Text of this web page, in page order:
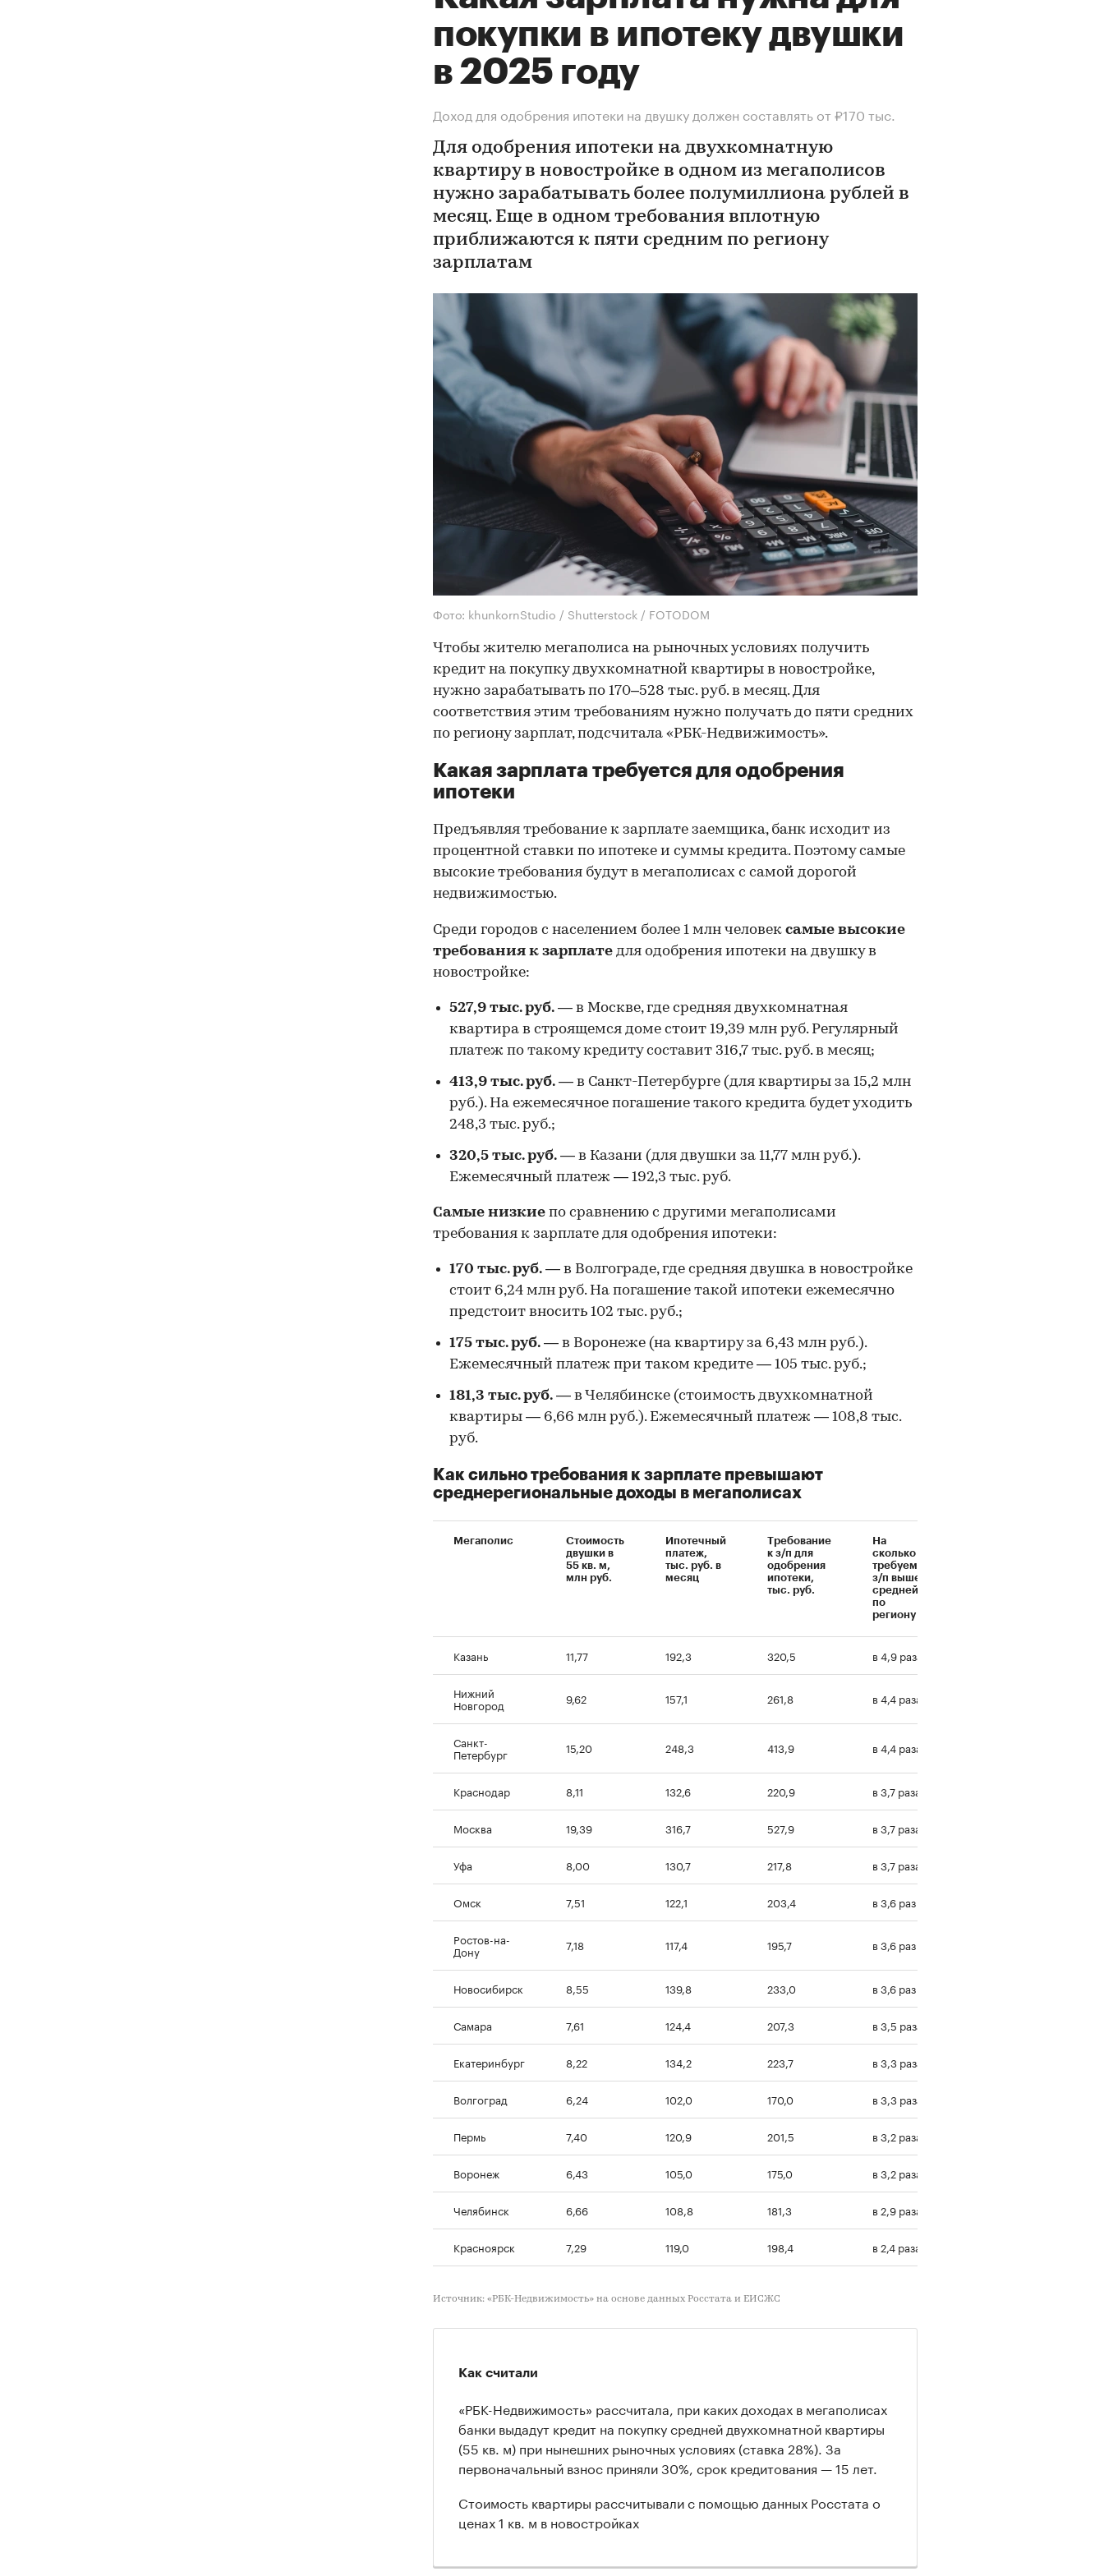
покупки в ипотеку двушки
в 2025 году
Доход для одобрения ипотеки на двушку должен составлять от ₽170 тыс.
Для одобрения ипотеки на двухкомнатную
квартиру в новостройке в одном из мегаполисов
нужно зарабатывать более полумиллиона рублей в
месяц. Еще в одном требования вплотную
приближаются к пяти средним по региону
зарплатам
Фото: khunkornStudio / Shutterstock / FOTODOM
Чтобы жителю мегаполиса на рыночных условиях получить
кредит на покупку двухкомнатной квартиры в новостройке,
нужно зарабатывать по 170–528 тыс. руб. в месяц. Для
соответствия этим требованиям нужно получать до пяти средних
по региону зарплат, подсчитала «РБК-Недвижимость».
Какая зарплата требуется для одобрения
ипотеки
Предъявляя требование к зарплате заемщика, банк исходит из
процентной ставки по ипотеке и суммы кредита. Поэтому самые
высокие требования будут в мегаполисах с самой дорогой
недвижимостью.
Среди городов с населением более 1 млн человек самые высокие
требования к зарплате для одобрения ипотеки на двушку в
новостройке:
527,9 тыс. руб. — в Москве, где средняя двухкомнатная
квартира в строящемся доме стоит 19,39 млн руб. Регулярный
платеж по такому кредиту составит 316,7 тыс. руб. в месяц;
413,9 тыс. руб. — в Санкт-Петербурге (для квартиры за 15,2 млн
руб.). На ежемесячное погашение такого кредита будет уходить
248,3 тыс. руб.;
320,5 тыс. руб. — в Казани (для двушки за 11,77 млн руб.).
Ежемесячный платеж — 192,3 тыс. руб.
Самые низкие по сравнению с другими мегаполисами
требования к зарплате для одобрения ипотеки:
170 тыс. руб. — в Волгограде, где средняя двушка в новостройке
стоит 6,24 млн руб. На погашение такой ипотеки ежемесячно
предстоит вносить 102 тыс. руб.;
175 тыс. руб. — в Воронеже (на квартиру за 6,43 млн руб.).
Ежемесячный платеж при таком кредите — 105 тыс. руб.;
181,3 тыс. руб. — в Челябинске (стоимость двухкомнатной
квартиры — 6,66 млн руб.). Ежемесячный платеж — 108,8 тыс.
руб.
Как сильно требования к зарплате превышают
среднерегиональные доходы в мегаполисах
Мегаполис
Стоимость
двушки в
55 кв. м,
млн руб.
Ипотечный
платеж,
тыс. руб. в
месяц
Требование
к з/п для
одобрения
ипотеки,
тыс. руб.
На
сколько
требуемая
з/п выше
средней
по
региону
Казань 11,77 192,3 320,5 в 4,9 раза
Нижний
Новгород 9,62 157,1 261,8 в 4,4 раза
Санкт-
Петербург 15,20 248,3 413,9 в 4,4 раза
Краснодар 8,11 132,6 220,9 в 3,7 раза
Москва 19,39 316,7 527,9 в 3,7 раза
Уфа 8,00 130,7 217,8 в 3,7 раза
Омск 7,51 122,1 203,4 в 3,6 раз
Ростов-на-
Дону 7,18 117,4 195,7 в 3,6 раз
Новосибирск 8,55 139,8 233,0 в 3,6 раз
Самара 7,61 124,4 207,3 в 3,5 раза
Екатеринбург 8,22 134,2 223,7 в 3,3 раза
Волгоград 6,24 102,0 170,0 в 3,3 раза
Пермь 7,40 120,9 201,5 в 3,2 раза
Воронеж 6,43 105,0 175,0 в 3,2 раза
Челябинск 6,66 108,8 181,3 в 2,9 раза
Красноярск 7,29 119,0 198,4 в 2,4 раза
Источник: «РБК-Недвижимость» на основе данных Росстата и ЕИСЖС
Как считали
«РБК-Недвижимость» рассчитала, при каких доходах в мегаполисах
банки выдадут кредит на покупку средней двухкомнатной квартиры
(55 кв. м) при нынешних рыночных условиях (ставка 28%). За
первоначальный взнос приняли 30%, срок кредитования — 15 лет.
Стоимость квартиры рассчитывали с помощью данных Росстата о
ценах 1 кв. м в новостройках